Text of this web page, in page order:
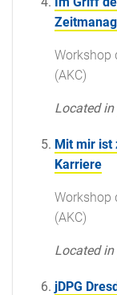
Workshop
(AKC)
Located in
Mit mir ist
Karriere
Workshop
(AKC)
Located in
jDPG